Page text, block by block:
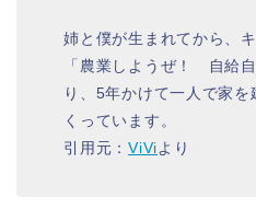
姉と僕が生まれてから、
「農業しようぜ！ 自給
り、5年かけて一人で家
くっています。
引用元：ViViより